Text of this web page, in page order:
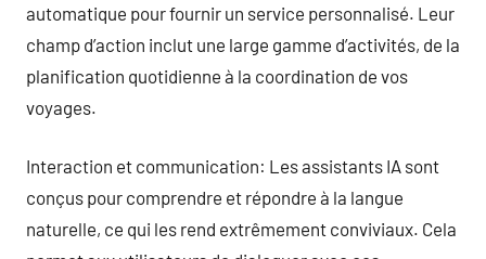
automatique pour fournir un service personnalisé. Leur
champ d’action inclut une large gamme d’activités, de la
planification quotidienne à la coordination de vos
voyages.
Interaction et communication: Les assistants IA sont
conçus pour comprendre et répondre à la langue
naturelle, ce qui les rend extrêmement conviviaux. Cela